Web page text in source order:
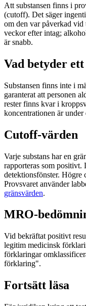
Att substansen finns i
(cutoff). Det säger
om den var påverkad vid
veckor efter intag;
är snabb.
Vad betyder
Substansen finns inte i
garanterat att personen
rester finns kvar i
koncentrationen är under
Cutoff-värden
Varje substans har en
rapporteras som positivt.
detektionsfönster. Högre
Provsvaret använder
gränsvärden.
MRO-
Vid bekräftat positivt
legitim medicinsk
förklaringar
förklaring".
Fortsätt läsa